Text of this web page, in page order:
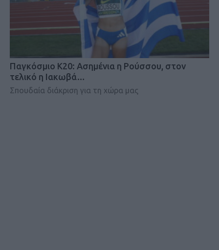
Παγκόσμιο Κ20: Ασημένια η Ρούσσου, στον
τελικό η Ιακωβά…
Σπουδαία διάκριση για τη χώρα μας